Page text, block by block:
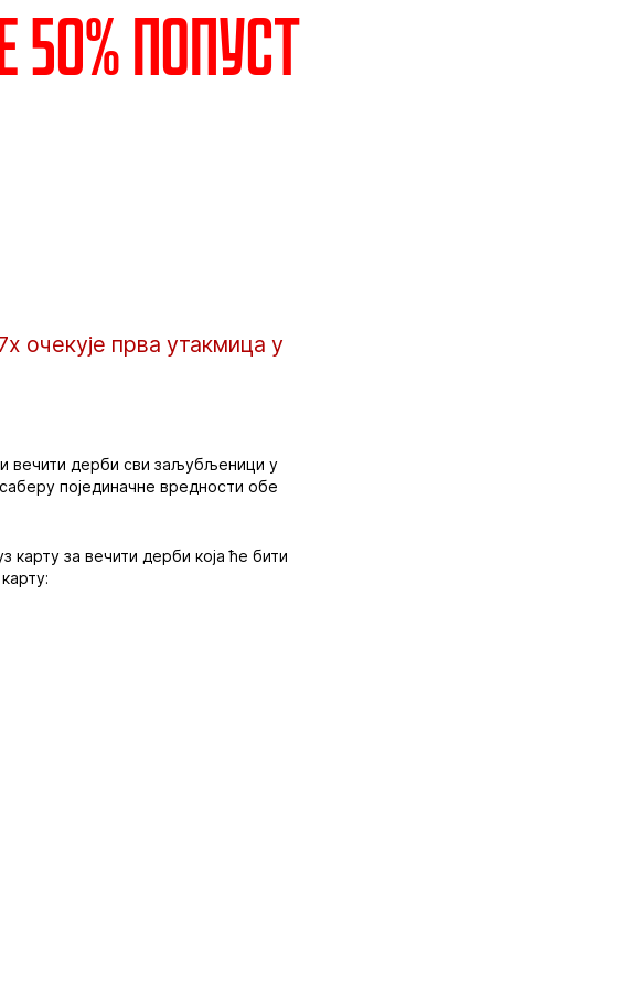
попуст
очекује прва утакмица у
вечити дерби сви заљубљеници у
појединачне вредности обе
за вечити дерби која ће бити